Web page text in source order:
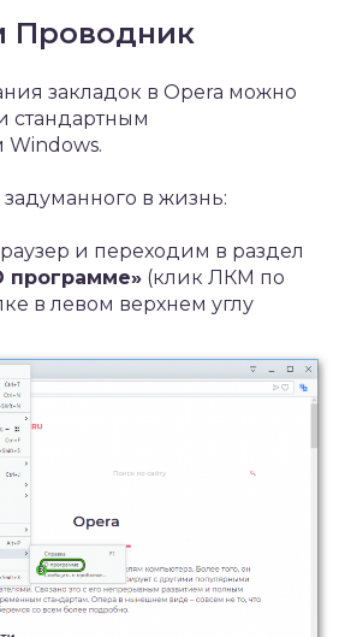
Проводник
закладок в Opera можно
стандартным
Windows.
в жизнь:
и переходим в раздел
программе» (клик ЛКМ по
в левом верхнем углу